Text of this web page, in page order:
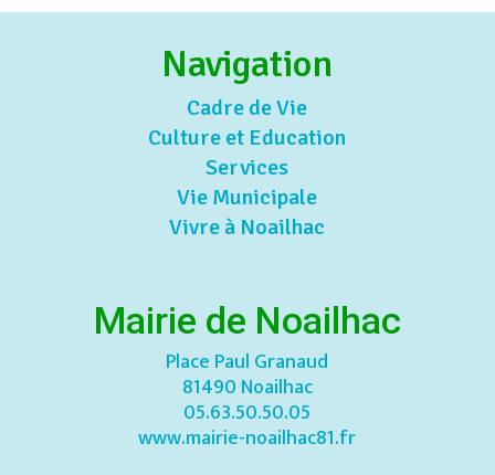
Navigation
Cadre de Vie
Culture et Education
Services
Vie Municipale
Vivre à Noailhac
Mairie de Noailhac
Place Paul Granaud
81490 Noailhac
05.63.50.50.05
www.mairie-noailhac81.fr